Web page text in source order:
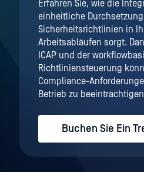
Erfahren Sie, wie die
einheitliche
Sicherheitsrichtlinien in
Arbeitsabläufen sorgt.
ICAP und der
Richtliniensteuerung
Compliance-
Betrieb zu
Buchen Sie Ein